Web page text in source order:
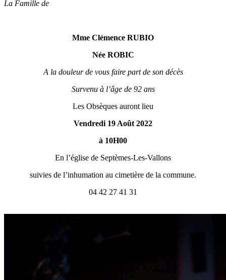
La Famille de
Mme Clémence RUBIO
Née ROBIC
A la douleur de vous faire part de son décès
Survenu à l’âge de 92 ans
Les Obsèques auront lieu
Vendredi 19 Août 2022
à 10H00
En l’église de Septèmes-Les-Vallons
suivies de l’inhumation au cimetière de la commune.
04 42 27 41 31